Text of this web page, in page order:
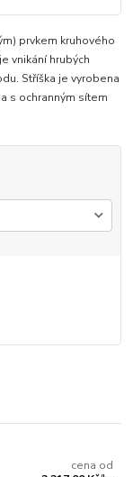
prvkem kruhového
vnikání hrubých
Stříška je vyrobena
s ochranným sítem
cena od